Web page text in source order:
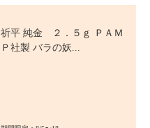
祈平 純金 ２．５ｇ ＰＡＭ
Ｐ社製 バラの妖...